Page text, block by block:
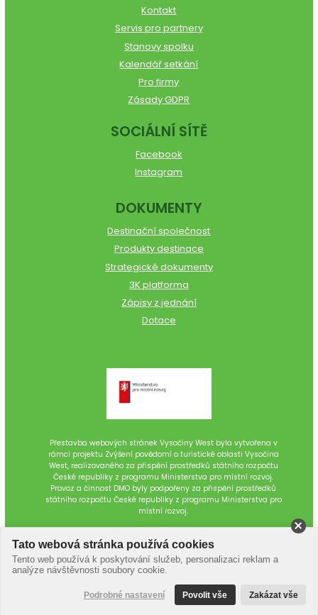
Kontakt
Servis pro partnery
Stanovy spolku
Kalendář setkání
Pro firmy
Zásady GDPR
SOCIÁLNÍ SÍTĚ
Facebook
Instagram
DOKUMENTY
Destinační společnost
Produkty destinace
Strategické dokumenty
3K platforma
Zápisy z jednání
Dotace
Přestavba webových stránek Vysočiny West byla vytvořena v
rámci projektu Zvýšení povědomí o turistické oblasti Vysočina
West, realizovaného za přispění prostředků státního rozpočtu
České republiky z programu Ministerstva pro místní rozvoj.
Provoz a činnost DMO byly podpořeny za přispění prostředků
státního rozpočtu České republiky z programu Ministerstva pro
místní rozvoj.
Tato webová stránka používá cookies
Tento web používá k poskytování služeb, personalizaci reklam a
analýze návštěvnosti soubory cookie.
Podrobné nastavení Povolit vše Zakázat vše